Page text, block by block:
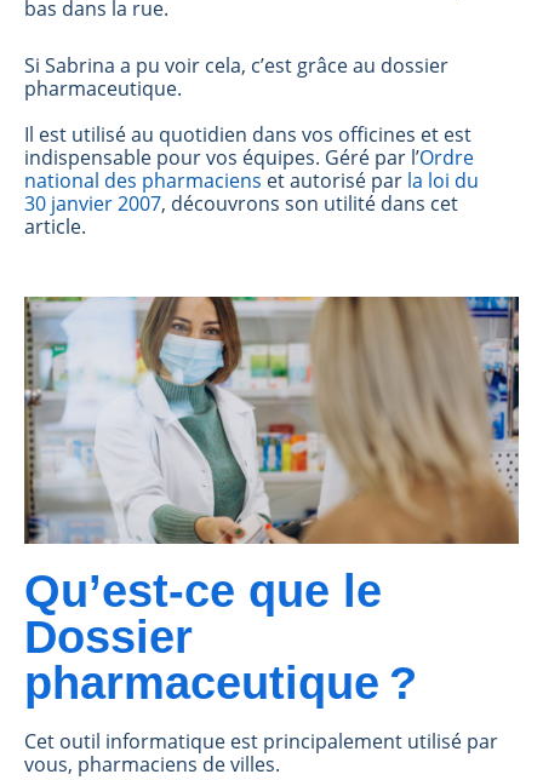
bas dans la rue.
Si Sabrina a pu voir cela, c’est grâce au dossier
pharmaceutique.
Il est utilisé au quotidien dans vos officines et est
indispensable pour vos équipes. Géré par l’Ordre
national des pharmaciens et autorisé par la loi du
30 janvier 2007, découvrons son utilité dans cet
article.
Qu’est-ce que le
Dossier
pharmaceutique ?
Cet outil informatique est principalement utilisé par
vous, pharmaciens de villes.